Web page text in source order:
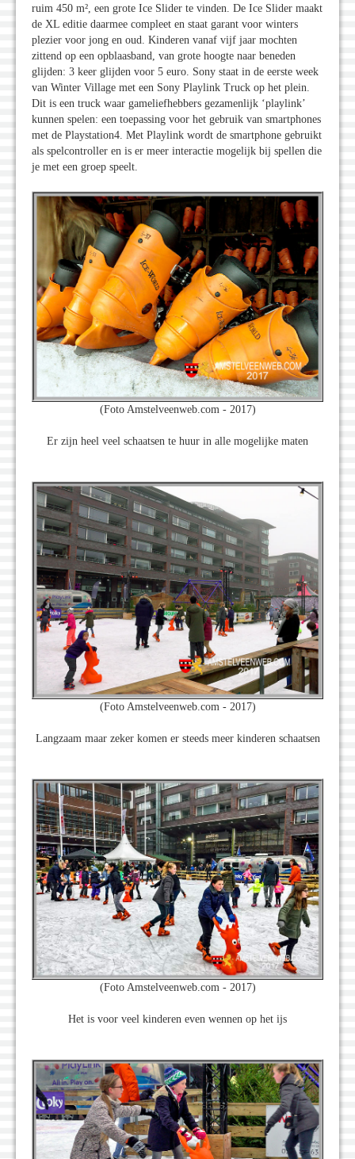
ruim 450 m², een grote Ice Slider te vinden. De Ice Slider maakt
de XL editie daarmee compleet en staat garant voor winters
plezier voor jong en oud. Kinderen vanaf vijf jaar mochten
zittend op een opblaasband, van grote hoogte naar beneden
glijden: 3 keer glijden voor 5 euro. Sony staat in de eerste week
van Winter Village met een Sony Playlink Truck op het plein.
Dit is een truck waar gameliefhebbers gezamenlijk ‘playlink’
kunnen spelen: een toepassing voor het gebruik van smartphones
met de Playstation4. Met Playlink wordt de smartphone gebruikt
als spelcontroller en is er meer interactie mogelijk bij spellen die
je met een groep speelt.
(Foto Amstelveenweb.com - 2017)
Er zijn heel veel schaatsen te huur in alle mogelijke maten
(Foto Amstelveenweb.com - 2017)
Langzaam maar zeker komen er steeds meer kinderen schaatsen
(Foto Amstelveenweb.com - 2017)
Het is voor veel kinderen even wennen op het ijs